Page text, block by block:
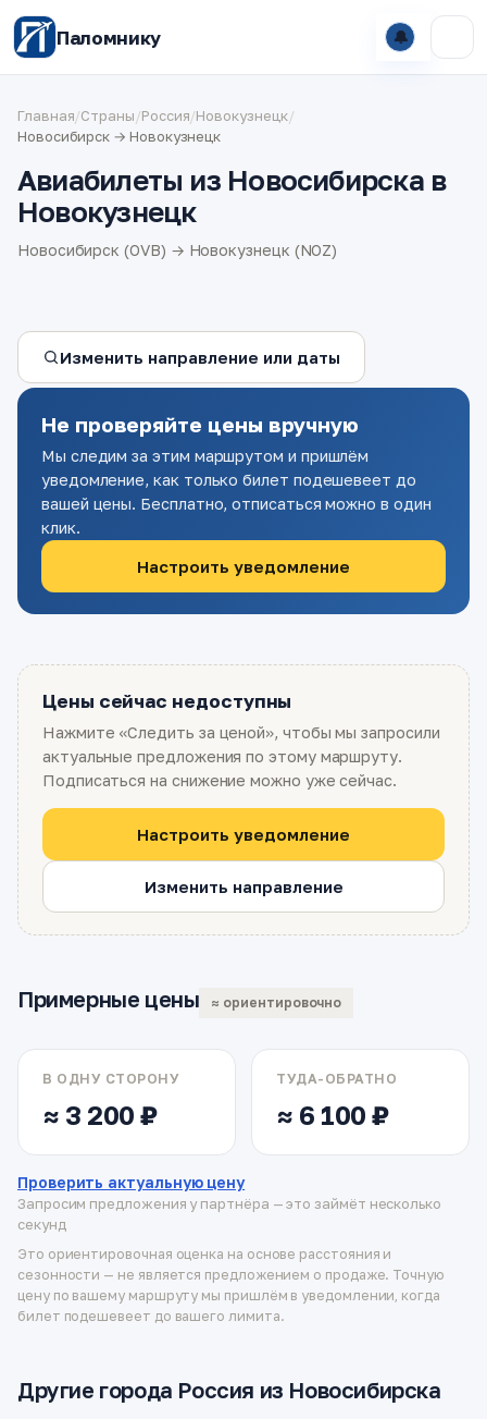
Паломнику 🔔
Главная/Страны/Россия/Новокузнецк/
Новосибирск → Новокузнецк
Авиабилеты из Новосибирска в
Новокузнецк
Новосибирск (OVB) → Новокузнецк (NOZ)
Изменить направление или даты
Не проверяйте цены вручную
Мы следим за этим маршрутом и пришлём
уведомление, как только билет подешевеет до
вашей цены. Бесплатно, отписаться можно в один
клик.
Настроить уведомление
Цены сейчас недоступны
Нажмите «Следить за ценой», чтобы мы запросили
актуальные предложения по этому маршруту.
Подписаться на снижение можно уже сейчас.
Настроить уведомление
Изменить направление
Примерные цены ≈ ориентировочно
В ОДНУ СТОРОНУ
≈ 3 200 ₽
ТУДА-ОБРАТНО
≈ 6 100 ₽
Проверить актуальную цену
Запросим предложения у партнёра — это займёт несколько
секунд
Это ориентировочная оценка на основе расстояния и
сезонности — не является предложением о продаже. Точную
цену по вашему маршруту мы пришлём в уведомлении, когда
билет подешевеет до вашего лимита.
Другие города Россия из Новосибирска